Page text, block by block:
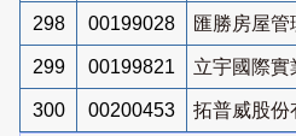
298 00199028 匯勝房屋管
299 00199821 立宇國際實
300 00200453
拓普威股份